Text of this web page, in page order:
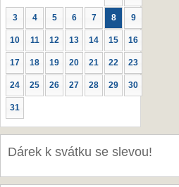
3 4 5 6 7 8 9
10 11 12 13 14 15 16
17 18 19 20 21 22 23
24 25 26 27 28 29 30
31
Dárek k svátku se slevou!